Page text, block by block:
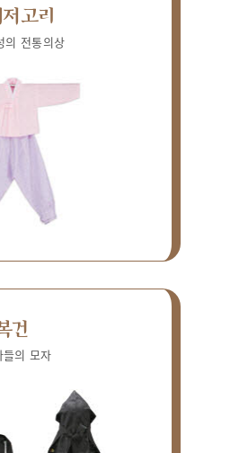
고리
의 전통의상
건
들의 모자